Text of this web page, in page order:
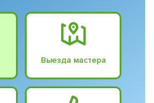
Выезда мастера